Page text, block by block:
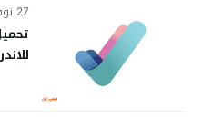
27 نوفمبر 2021